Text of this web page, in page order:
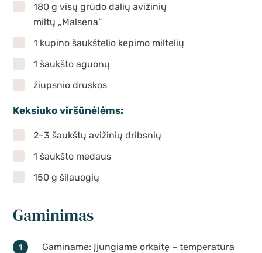
180 g visų grūdo dalių avižinių
miltų „Malsena“
1 kupino šaukštelio kepimo miltelių
1 šaukšto aguonų
žiupsnio druskos
Keksiuko viršūnėlėms:
2–3 šaukštų avižinių dribsnių
1 šaukšto medaus
150 g šilauogių
Gaminimas
Gaminame: Įjungiame orkaitę – temperatūra